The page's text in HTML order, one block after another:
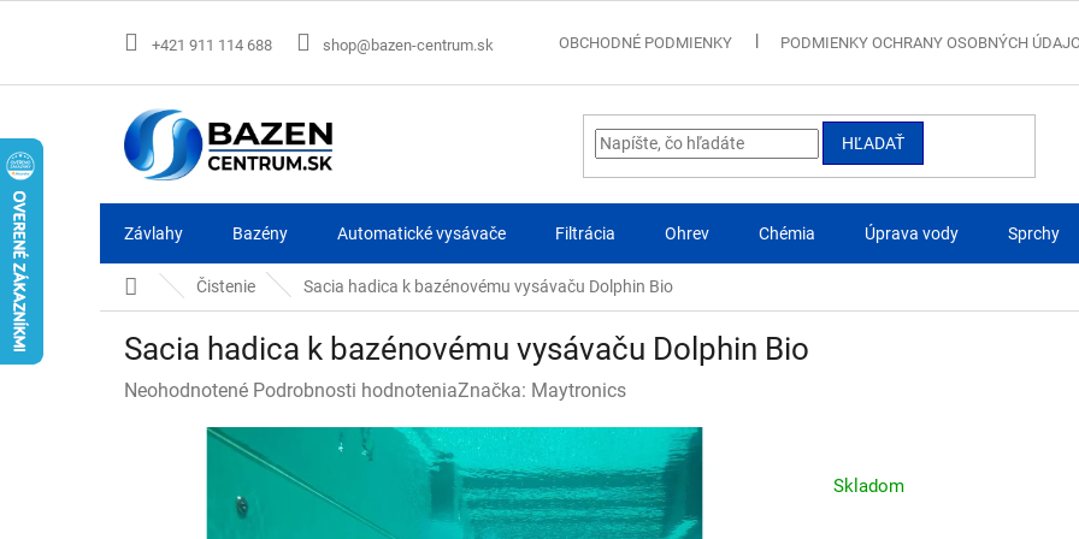
+421 911 114 688 shop@bazen-centrum.sk OBCHODNÉ PODMIENKY PODMIENKY OCHRANY OSOBNÝCH
HĽADAŤ
Závlahy Bazény Automatické vysávače Filtrácia Ohrev Chémia Úprava vody Sprchy
DomovČistenie Sacia hadica k bazénovému vysávaču Dolphin Bio
Sacia hadica k bazénovému vysávaču Dolphin Bio
Priemerné
Neohodnotené Podrobnosti hodnoteniaZnačka: Maytronics
Skladom